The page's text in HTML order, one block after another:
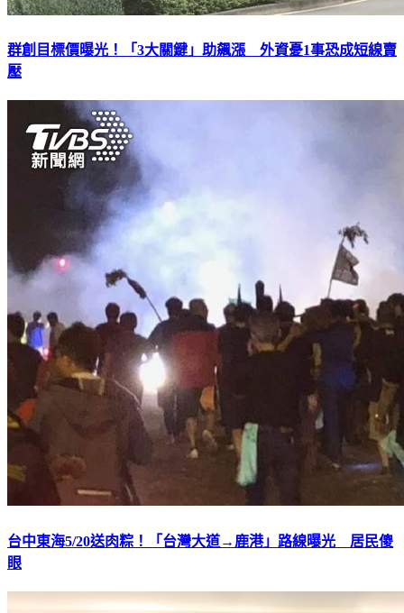
群創目標價曝光！「3大關鍵」助飆漲 外資憂1事恐成短線賣
壓
台中東海5/20送肉粽！「台灣大道→鹿港」路線曝光 居民傻
眼